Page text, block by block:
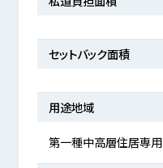
セットバック面積
用途地域
第一種中高層住居専用